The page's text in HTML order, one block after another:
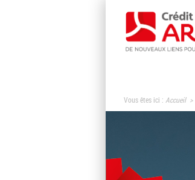
Vous êtes ici : Accueil